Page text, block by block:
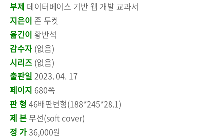
부제 데이터베이스 기반 웹 개발 교과서
지은이 존 두켓
옮긴이 황반석
감수자 (없음)
시리즈 (없음)
출판일 2023. 04. 17
페이지 680쪽
판 형 46배판변형(188*245*28.1)
제 본 무선(soft cover)
정 가36,000원